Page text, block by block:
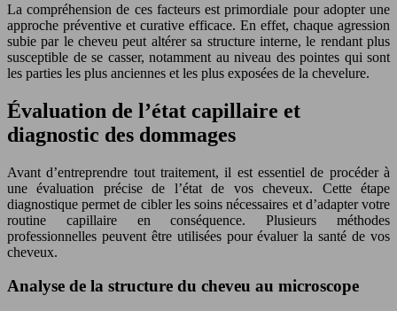
La compréhension de ces facteurs est primordiale pour adopter une
approche préventive et curative efficace. En effet, chaque agression
subie par le cheveu peut altérer sa structure interne, le rendant plus
susceptible de se casser, notamment au niveau des pointes qui sont
les parties les plus anciennes et les plus exposées de la chevelure.
Évaluation de l’état capillaire et
diagnostic des dommages
Avant d’entreprendre tout traitement, il est essentiel de procéder à
une évaluation précise de l’état de vos cheveux. Cette étape
diagnostique permet de cibler les soins nécessaires et d’adapter votre
routine capillaire en conséquence. Plusieurs méthodes
professionnelles peuvent être utilisées pour évaluer la santé de vos
cheveux.
Analyse de la structure du cheveu au microscope